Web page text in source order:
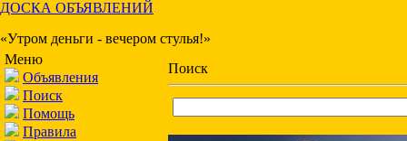
ДОСКА ОБЪЯВЛЕНИЙ
«Утром деньги - вечером стулья!»
Меню
Объявления
Поиск
Помощь
Правила
Поиск